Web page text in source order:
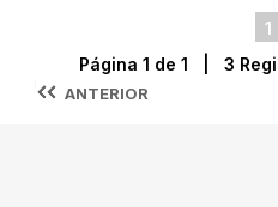
1
ANTERIOR
Página 1 de 1 | 3